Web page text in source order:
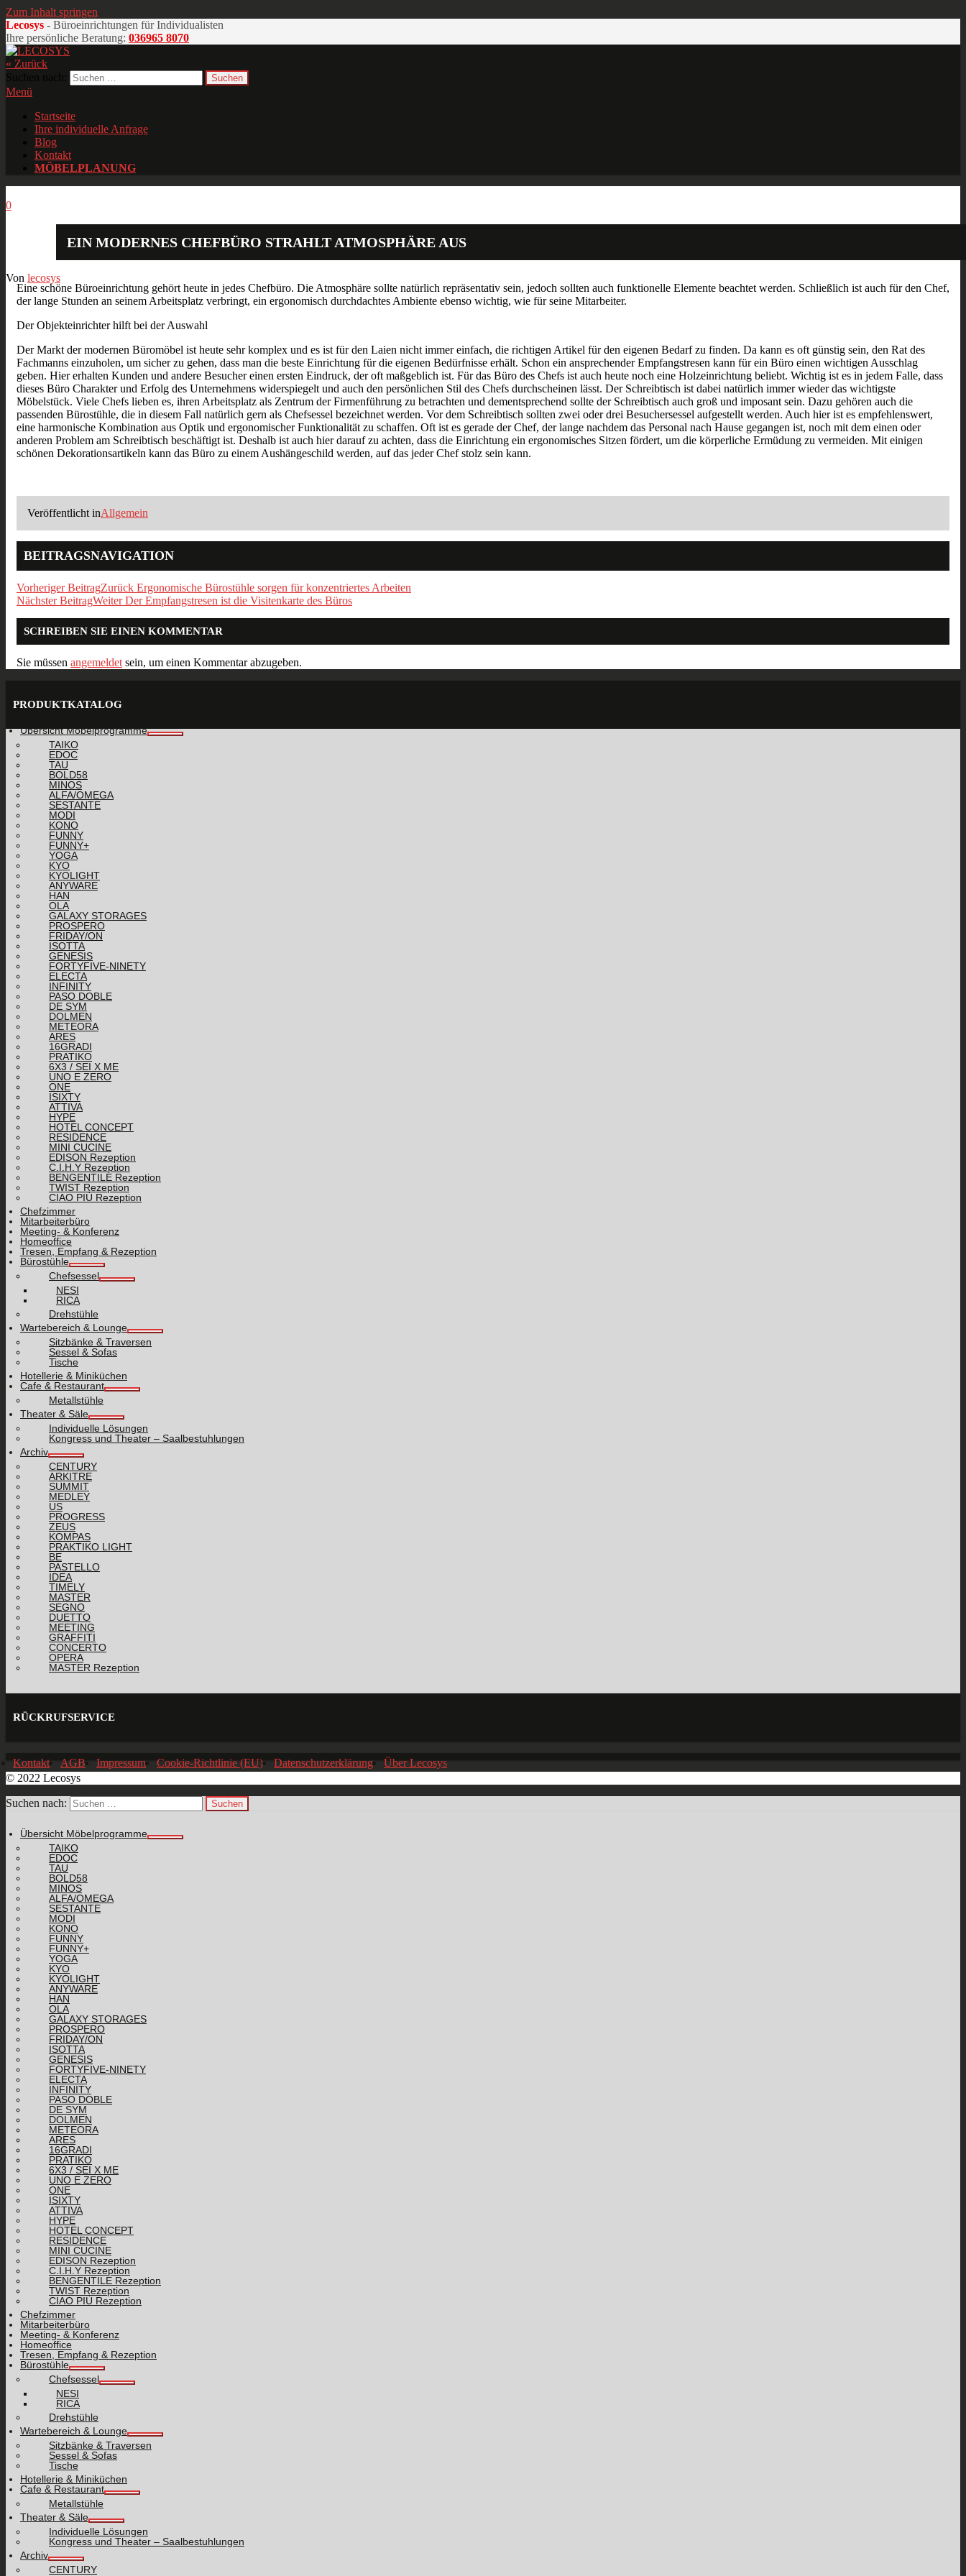
Zum Inhalt springen
Lecosys - Büroeinrichtungen für Individualisten
Ihre persönliche Beratung: 036965 8070
Büroeinrichtungen für Individualisten
« Zurück
Menü
Startseite
Ihre individuelle Anfrage
Blog
Kontakt
MÖBELPLANUNG
0
EIN MODERNES CHEFBÜRO STRAHLT ATMOSPHÄRE AUS
Von lecosys
Eine schöne Büroeinrichtung gehört heute in jedes Chefbüro. Die Atmosphäre sollte natürlich repräsentativ sein, jedoch sollten auch funktionelle Elemente beachtet werden. Schließlich ist auch für den Chef,
der lange Stunden an seinem Arbeitsplatz verbringt, ein ergonomisch durchdachtes Ambiente ebenso wichtig, wie für seine Mitarbeiter.
Der Objekteinrichter hilft bei der Auswahl
Der Markt der modernen Büromöbel ist heute sehr komplex und es ist für den Laien nicht immer einfach, die richtigen Artikel für den eigenen Bedarf zu finden. Da kann es oft günstig sein, den Rat des
Fachmanns einzuholen, um sicher zu gehen, dass man die beste Einrichtung für die eigenen Bedürfnisse erhält. Schon ein ansprechender Empfangstresen kann für ein Büro einen wichtigen Ausschlag
geben. Hier erhalten Kunden und andere Besucher einen ersten Eindruck, der oft maßgeblich ist. Für das Büro des Chefs ist auch heute noch eine Holzeinrichtung beliebt. Wichtig ist es in jedem Falle, dass
dieses Büro Charakter und Erfolg des Unternehmens widerspiegelt und auch den persönlichen Stil des Chefs durchscheinen lässt. Der Schreibtisch ist dabei natürlich immer wieder das wichtigste
Möbelstück. Viele Chefs lieben es, ihren Arbeitsplatz als Zentrum der Firmenführung zu betrachten und dementsprechend sollte der Schreibtisch auch groß und imposant sein. Dazu gehören auch die
passenden Bürostühle, die in diesem Fall natürlich gern als Chefsessel bezeichnet werden. Vor dem Schreibtisch sollten zwei oder drei Besuchersessel aufgestellt werden. Auch hier ist es empfehlenswert,
eine harmonische Kombination aus Optik und ergonomischer Funktionalität zu schaffen. Oft ist es gerade der Chef, der lange nachdem das Personal nach Hause gegangen ist, noch mit dem einen oder
anderen Problem am Schreibtisch beschäftigt ist. Deshalb ist auch hier darauf zu achten, dass die Einrichtung ein ergonomisches Sitzen fördert, um die körperliche Ermüdung zu vermeiden. Mit einigen
schönen Dekorationsartikeln kann das Büro zu einem Aushängeschild werden, auf das jeder Chef stolz sein kann.
Veröffentlicht inAllgemein
BEITRAGSNAVIGATION
Vorheriger BeitragZurück Ergonomische Bürostühle sorgen für konzentriertes Arbeiten
Nächster BeitragWeiter Der Empfangstresen ist die Visitenkarte des Büros
SCHREIBEN SIE EINEN KOMMENTAR
Sie müssen angemeldet sein, um einen Kommentar abzugeben.
PRODUKTKATALOG
Übersicht Möbelprogramme
TAIKO
EDOC
TAU
BOLD58
MINOS
ALFA/OMEGA
SESTANTE
MODI
KONO
FUNNY
FUNNY+
YOGA
KYO
KYOLIGHT
ANYWARE
HAN
OLA
GALAXY STORAGES
PROSPERO
FRIDAY/ON
ISOTTA
GENESIS
FORTYFIVE-NINETY
ELECTA
INFINITY
PASO DOBLE
DE SYM
DOLMEN
METEORA
ARES
16GRADI
PRATIKO
6X3 / SEI X ME
UNO E ZERO
ONE
ISIXTY
ATTIVA
HYPE
HOTEL CONCEPT
RESIDENCE
MINI CUCINE
EDISON Rezeption
C.I.H.Y Rezeption
BENGENTILE Rezeption
TWIST Rezeption
CIAO PIÙ Rezeption
Chefzimmer
Mitarbeiterbüro
Meeting- & Konferenz
Homeoffice
Tresen, Empfang & Rezeption
Bürostühle
Chefsessel
NESI
RICA
Drehstühle
Wartebereich & Lounge
Sitzbänke & Traversen
Sessel & Sofas
Tische
Hotellerie & Miniküchen
Cafe & Restaurant
Metallstühle
Theater & Säle
Individuelle Lösungen
Kongress und Theater – Saalbestuhlungen
Archiv
CENTURY
ARKITRE
SUMMIT
MEDLEY
US
PROGRESS
ZEUS
KOMPAS
PRAKTIKO LIGHT
BE
PASTELLO
IDEA
TIMELY
MASTER
SEGNO
DUETTO
MEETING
GRAFFITI
CONCERTO
OPERA
MASTER Rezeption
RÜCKRUFSERVICE
Kontakt AGB Impressum Cookie-Richtlinie (EU) Datenschutzerklärung
Über Lecosys
© 2022 Lecosys
Suchen nach:
Übersicht Möbelprogramme
TAIKO
EDOC
TAU
BOLD58
MINOS
ALFA/OMEGA
SESTANTE
MODI
KONO
FUNNY
FUNNY+
YOGA
KYO
KYOLIGHT
ANYWARE
HAN
OLA
GALAXY STORAGES
PROSPERO
FRIDAY/ON
ISOTTA
GENESIS
FORTYFIVE-NINETY
ELECTA
INFINITY
PASO DOBLE
DE SYM
DOLMEN
METEORA
ARES
16GRADI
PRATIKO
6X3 / SEI X ME
UNO E ZERO
ONE
ISIXTY
ATTIVA
HYPE
HOTEL CONCEPT
RESIDENCE
MINI CUCINE
EDISON Rezeption
C.I.H.Y Rezeption
BENGENTILE Rezeption
TWIST Rezeption
CIAO PIÙ Rezeption
Chefzimmer
Mitarbeiterbüro
Meeting- & Konferenz
Homeoffice
Tresen, Empfang & Rezeption
Bürostühle
Chefsessel
NESI
RICA
Drehstühle
Wartebereich & Lounge
Sitzbänke & Traversen
Sessel & Sofas
Tische
Hotellerie & Miniküchen
Cafe & Restaurant
Metallstühle
Theater & Säle
Individuelle Lösungen
Kongress und Theater – Saalbestuhlungen
Archiv
CENTURY